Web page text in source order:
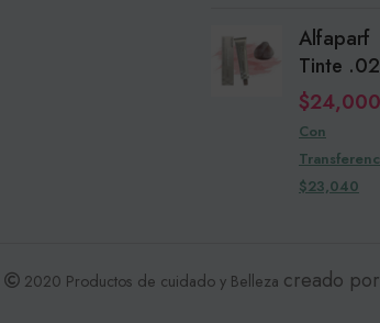
Alfaparf
Tinte .02
$24,000
Con
$23,040
2020 Productos de cuidado y Belleza creado por